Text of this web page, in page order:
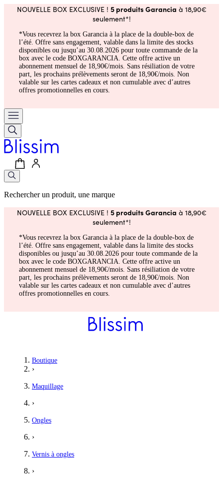
NOUVELLE BOX EXCLUSIVE ! 5 produits Garancia à 18,90€
seulement*!
*Vous recevrez la box Garancia à la place de la double-box de
l’été. Offre sans engagement, valable dans la limite des stocks
disponibles ou jusqu’au 30.08.2026 pour toute commande de la
box avec le code BOXGARANCIA. Cette offre active un
abonnement mensuel de 18,90€/mois. Sans résiliation de votre
part, les prochains prélèvements seront de 18,90€/mois. Non
valable sur les cartes cadeaux et non cumulable avec d’autres
offres promotionnelles en cours.
Rechercher un produit, une marque
NOUVELLE BOX EXCLUSIVE ! 5 produits Garancia à 18,90€
seulement*!
*Vous recevrez la box Garancia à la place de la double-box de
l’été. Offre sans engagement, valable dans la limite des stocks
disponibles ou jusqu’au 30.08.2026 pour toute commande de la
box avec le code BOXGARANCIA. Cette offre active un
abonnement mensuel de 18,90€/mois. Sans résiliation de votre
part, les prochains prélèvements seront de 18,90€/mois. Non
valable sur les cartes cadeaux et non cumulable avec d’autres
offres promotionnelles en cours.
Boutique
›
Maquillage
›
Ongles
›
Vernis à ongles
›